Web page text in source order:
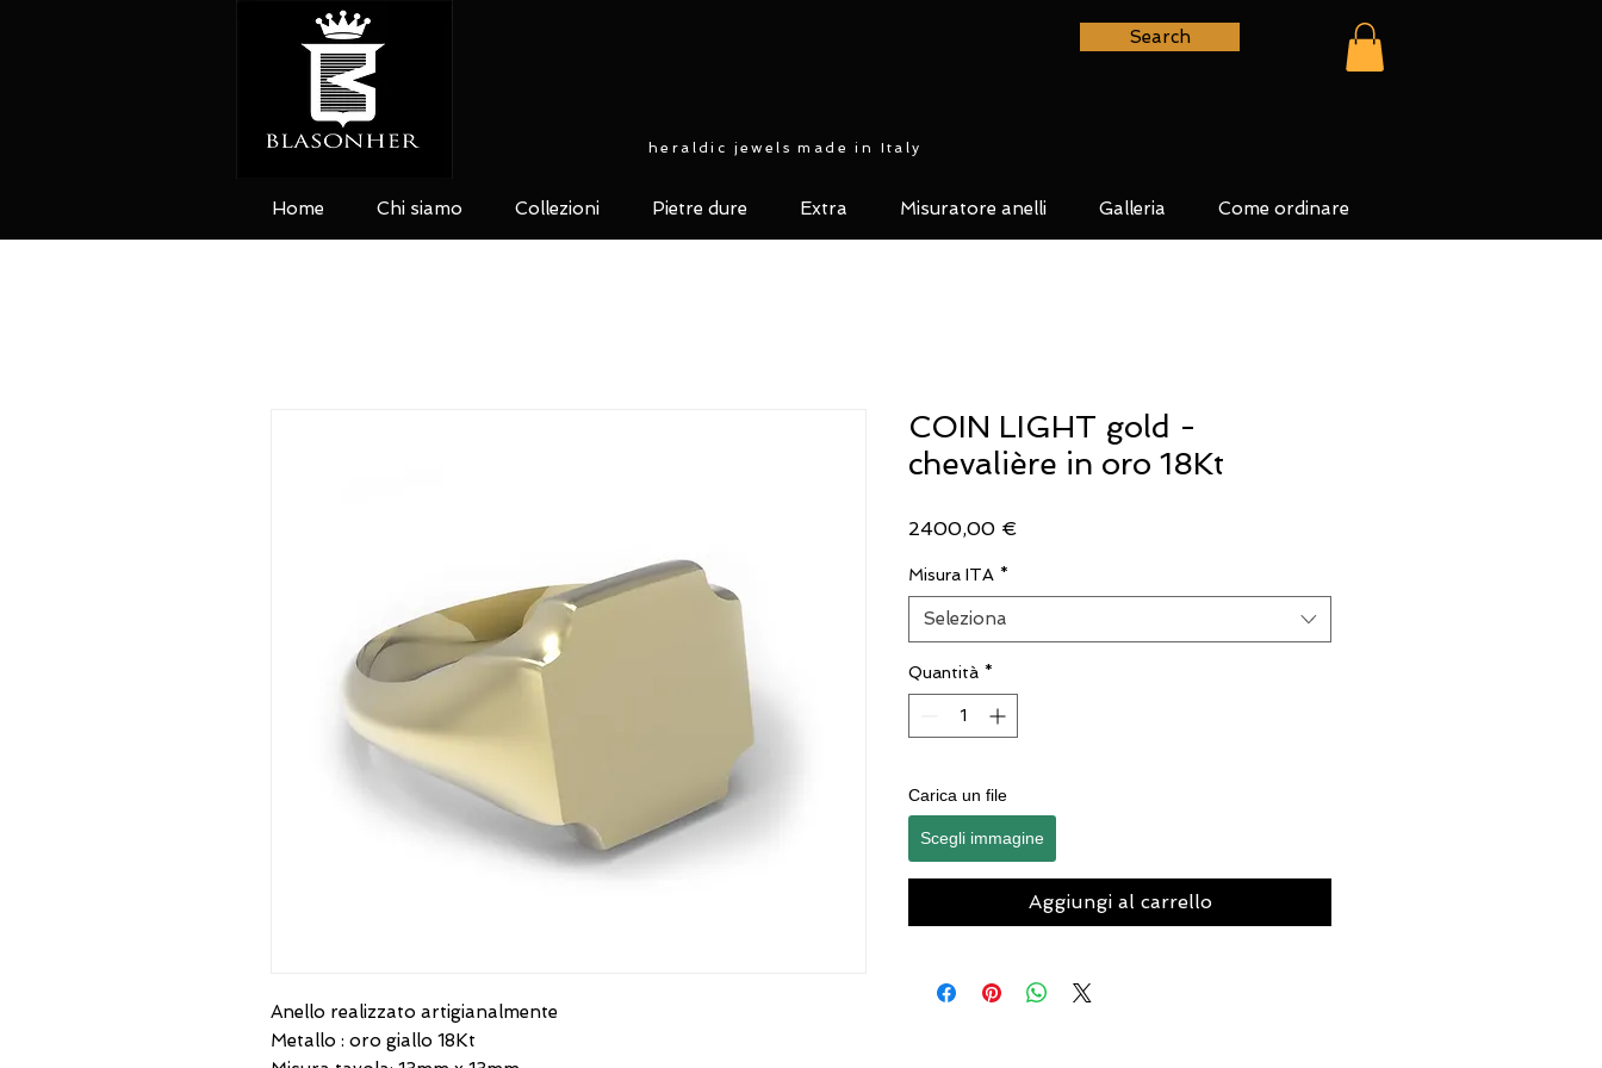
Search
Home Chi siamo Collezioni Pietre dure Extra Misuratore anelli Galleria Come ordinare
Anello realizzato artigianalmente
Metallo : oro giallo 18Kt
COIN LIGHT gold -
chevalière in oro 18Kt
2400,00 €
Misura ITA *
Seleziona
Quantità *
Carica un file
Scegli immagine
Aggiungi al carrello
heraldic jewels made in Italy